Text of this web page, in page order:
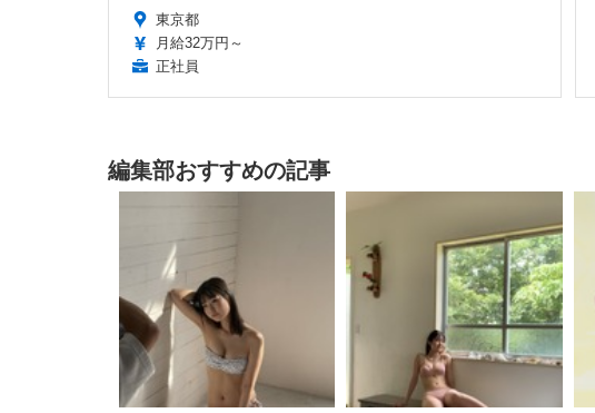
東京都
月給32万円～
正社員
編集部おすすめの記事